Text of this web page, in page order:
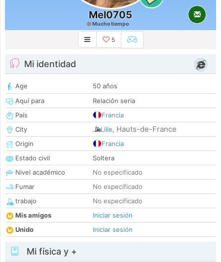
Mel0705
Mucho tiempo
5
Mi identidad
Age
50 años
Aquí para
Relación seria
País
Francia
City
Lille, Hauts-de-France
Origin
Francia
Estado civil
Soltera
Nivel académico
No especificado
Fumar
No especificado
trabajo
No especificado
Mis amigos
Iniciar sesión
Unido
Iniciar sesión
Mi física y +